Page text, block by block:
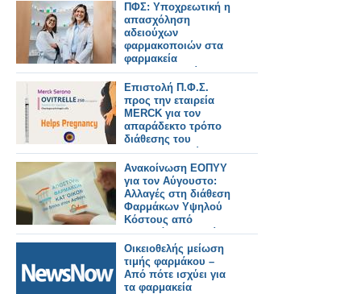
ΠΦΣ: Υποχρεωτική η
απασχόληση
αδειούχων
φαρμακοποιών στα
φαρμακεία
πολυϊδιοκτησίας που
λειτουργούν με
διευρυμένο ωράριο
Επιστολή Π.Φ.Σ.
προς την εταιρεία
MERCK για τον
απαράδεκτο τρόπο
διάθεσης του
φαρμακευτικού
σκευάσματος Ovitrelle
στα ιδιωτικά
φαρμακεία
Ανακοίνωση ΕΟΠΥΥ
για τον Αύγουστο:
Αλλαγές στη διάθεση
Φαρμάκων Υψηλού
Κόστους από
ιδιωτικά φαρμακεία
Οικειοθελής μείωση
τιμής φαρμάκου –
Από πότε ισχύει για
τα φαρμακεία